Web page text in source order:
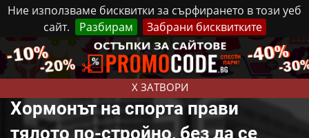
Ние използваме бисквитки за сърфирането в този уеб
сайт.
Разбирам Забрани бисквитките
X ЗАТВОРИ
Петък, 7 Август, 2026 Реклама Контакти
Хормонът на спорта прави
тялото по-стройно, без да се